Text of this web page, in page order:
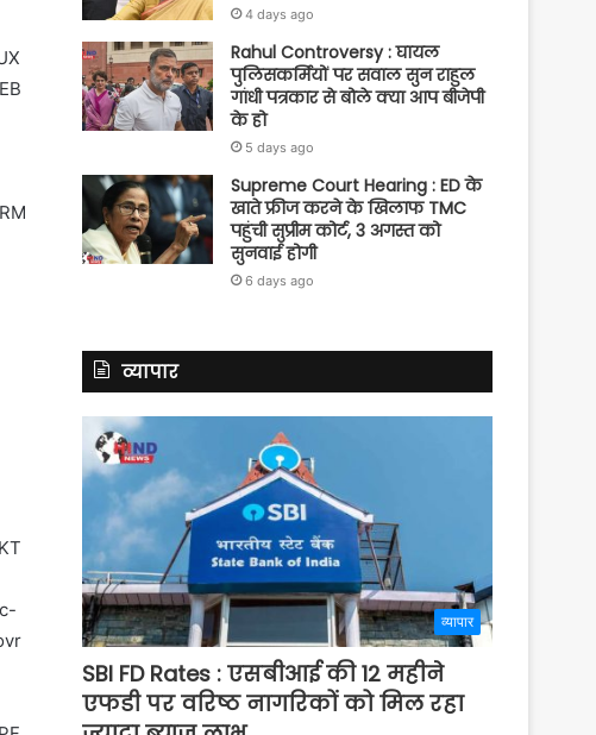
4 days ago
Rahul Controversy : घायल
पुलिसकर्मियों पर सवाल सुन राहुल
गांधी पत्रकार से बोले क्या आप बीजेपी
के हो
5 days ago
Supreme Court Hearing : ED के
खाते फ्रीज करने के खिलाफ TMC
पहुंची सुप्रीम कोर्ट, 3 अगस्त को
सुनवाई होगी
6 days ago
व्यापार
व्यापार
SBI FD Rates : एसबीआई की 12 महीने
एफडी पर वरिष्ठ नागरिकों को मिल रहा